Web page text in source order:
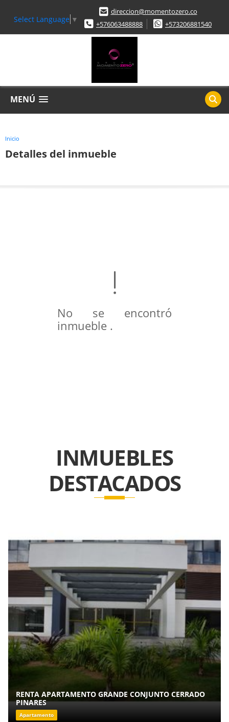
Select Language ▼
direccion@momentozero.co
+576063488888
+573206881540
MENÚ
Inicio
Detalles del inmueble
No se encontró
inmueble .
INMUEBLES
DESTACADOS
RENTA APARTAMENTO GRANDE CONJUNTO CERRADO
PINARES
Apartamento